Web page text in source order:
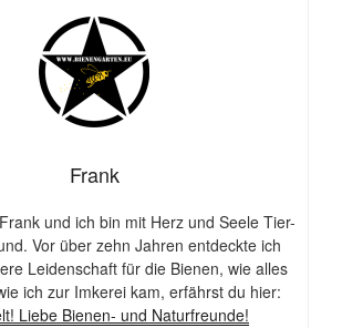
Frank
und ich bin mit Herz und Seele Tier-
Vor über zehn Jahren entdeckte ich
Leidenschaft für die Bienen, wie alles
ich zur Imkerei kam, erfährst du hier:
Liebe Bienen- und Naturfreunde!